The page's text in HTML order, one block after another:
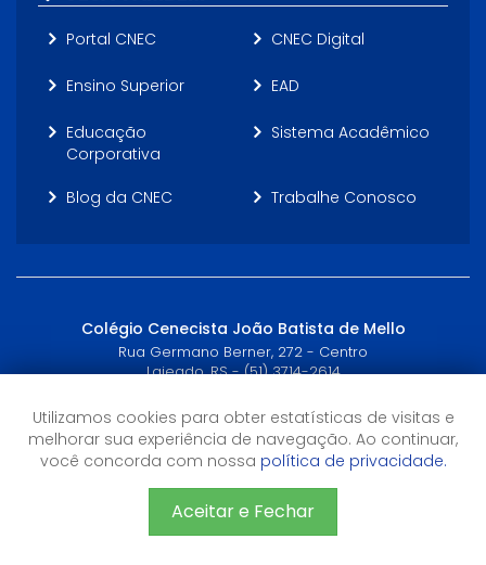
Portal CNEC CNEC Digital
Ensino Superior EAD
Educação
Corporativa
Sistema Acadêmico
Blog da CNEC Trabalhe Conosco
Colégio Cenecista João Batista de Mello
Rua Germano Berner, 272 - Centro
Lajeado, RS - (51) 3714-2614
Horário de Atendimento
7h às 12h
13h às 17h
©2026 CNEC - Todos os direitos reservados
Sistema de Ensino CNEC
Utilizamos cookies para obter estatísticas de visitas e
melhorar sua experiência de navegação. Ao continuar,
você concorda com nossa política de privacidade.
Aceitar e Fechar